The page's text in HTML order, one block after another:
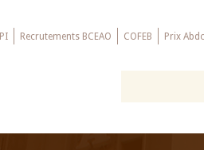
Recrutements BCEAO COFEB Prix